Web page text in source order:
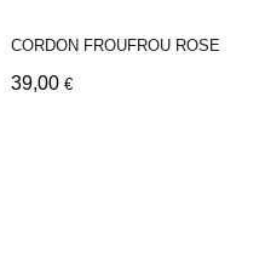
CORDON FROUFROU ROSE
39,00 €